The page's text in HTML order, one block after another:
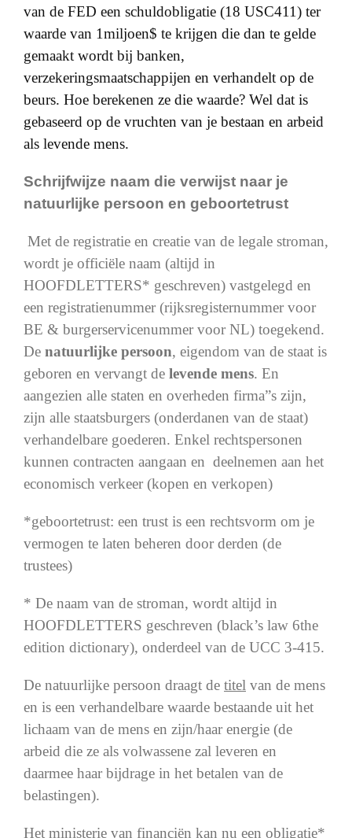
van de FED een schuldobligatie (18 USC411) ter
waarde van 1miljoen$ te krijgen die dan te gelde
gemaakt wordt bij banken,
verzekeringsmaatschappijen en verhandelt op de
beurs. Hoe berekenen ze die waarde? Wel dat is
gebaseerd op de vruchten van je bestaan en arbeid
als levende mens.
Schrijfwijze naam die verwijst naar je
natuurlijke persoon en geboortetrust
Met de registratie en creatie van de legale stroman,
wordt je officiële naam (altijd in
HOOFDLETTERS* geschreven) vastgelegd en
een registratienummer (rijksregisternummer voor
BE & burgerservicenummer voor NL) toegekend.
De natuurlijke persoon, eigendom van de staat is
geboren en vervangt de levende mens. En
aangezien alle staten en overheden firma”s zijn,
zijn alle staatsburgers (onderdanen van de staat)
verhandelbare goederen. Enkel rechtspersonen
kunnen contracten aangaan en deelnemen aan het
economisch verkeer (kopen en verkopen)
*geboortetrust: een trust is een rechtsvorm om je
vermogen te laten beheren door derden (de
trustees)
* De naam van de stroman, wordt altijd in
HOOFDLETTERS geschreven (black’s law 6the
edition dictionary), onderdeel van de UCC 3-415.
De natuurlijke persoon draagt de titel van de mens
en is een verhandelbare waarde bestaande uit het
lichaam van de mens en zijn/haar energie (de
arbeid die ze als volwassene zal leveren en
daarmee haar bijdrage in het betalen van de
belastingen).
Het ministerie van financiën kan nu een obligatie*